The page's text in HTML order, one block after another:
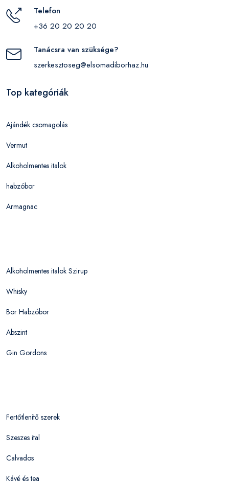
Telefon
+36 20 20 20 20
Tanácsra van szüksége?
szerkesztoseg@elsomadiborhaz.hu
Top kategóriák
Ajándék csomagolás
Vermut
Alkoholmentes italok
habzóbor
Armagnac
Alkoholmentes italok Szirup
Whisky
Bor Habzóbor
Abszint
Gin Gordons
Fertőtlenítő szerek
Szeszes ital
Calvados
Kávé és tea